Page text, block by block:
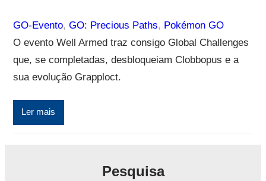
GO-Evento, GO: Precious Paths, Pokémon GO
O evento Well Armed traz consigo Global Challenges
que, se completadas, desbloqueiam Clobbopus e a
sua evolução Grapploct.
Ler mais
Pesquisa